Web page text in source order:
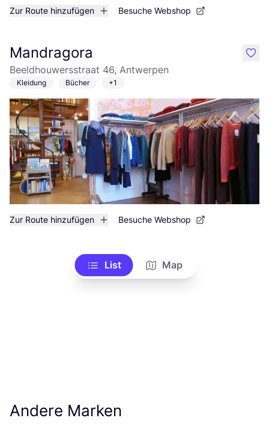
Zur Route hinzufügen Besuche Webshop
Mandragora
Beeldhouwersstraat 46, Antwerpen
Kleidung Bücher +1
Zur Route hinzufügen Besuche Webshop
like
List Map
Andere Marken